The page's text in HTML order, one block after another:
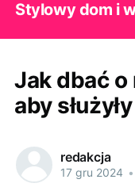
Stylowy dom i
Jak dbać
aby
redakcja
17 gru 2024 •